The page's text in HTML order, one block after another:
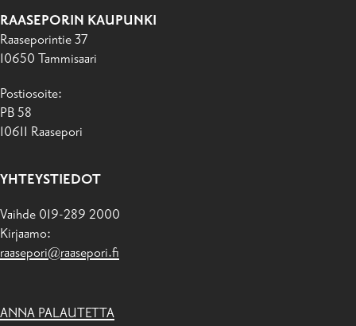
RAASEPORIN KAUPUNKI
Raaseporintie 37
10650 Tammisaari
Postiosoite:
PB 58
10611 Raasepori
YHTEYSTIEDOT
Vaihde 019-289 2000
Kirjaamo:
raasepori@raasepori.fi
ANNA PALAUTETTA